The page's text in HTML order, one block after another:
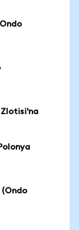
Zlotisi'na
(Ondo